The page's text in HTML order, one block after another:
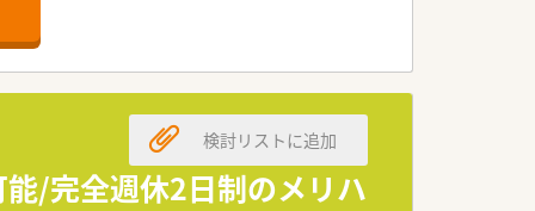
/完全週休2日制のメリハ
検討リストに追加